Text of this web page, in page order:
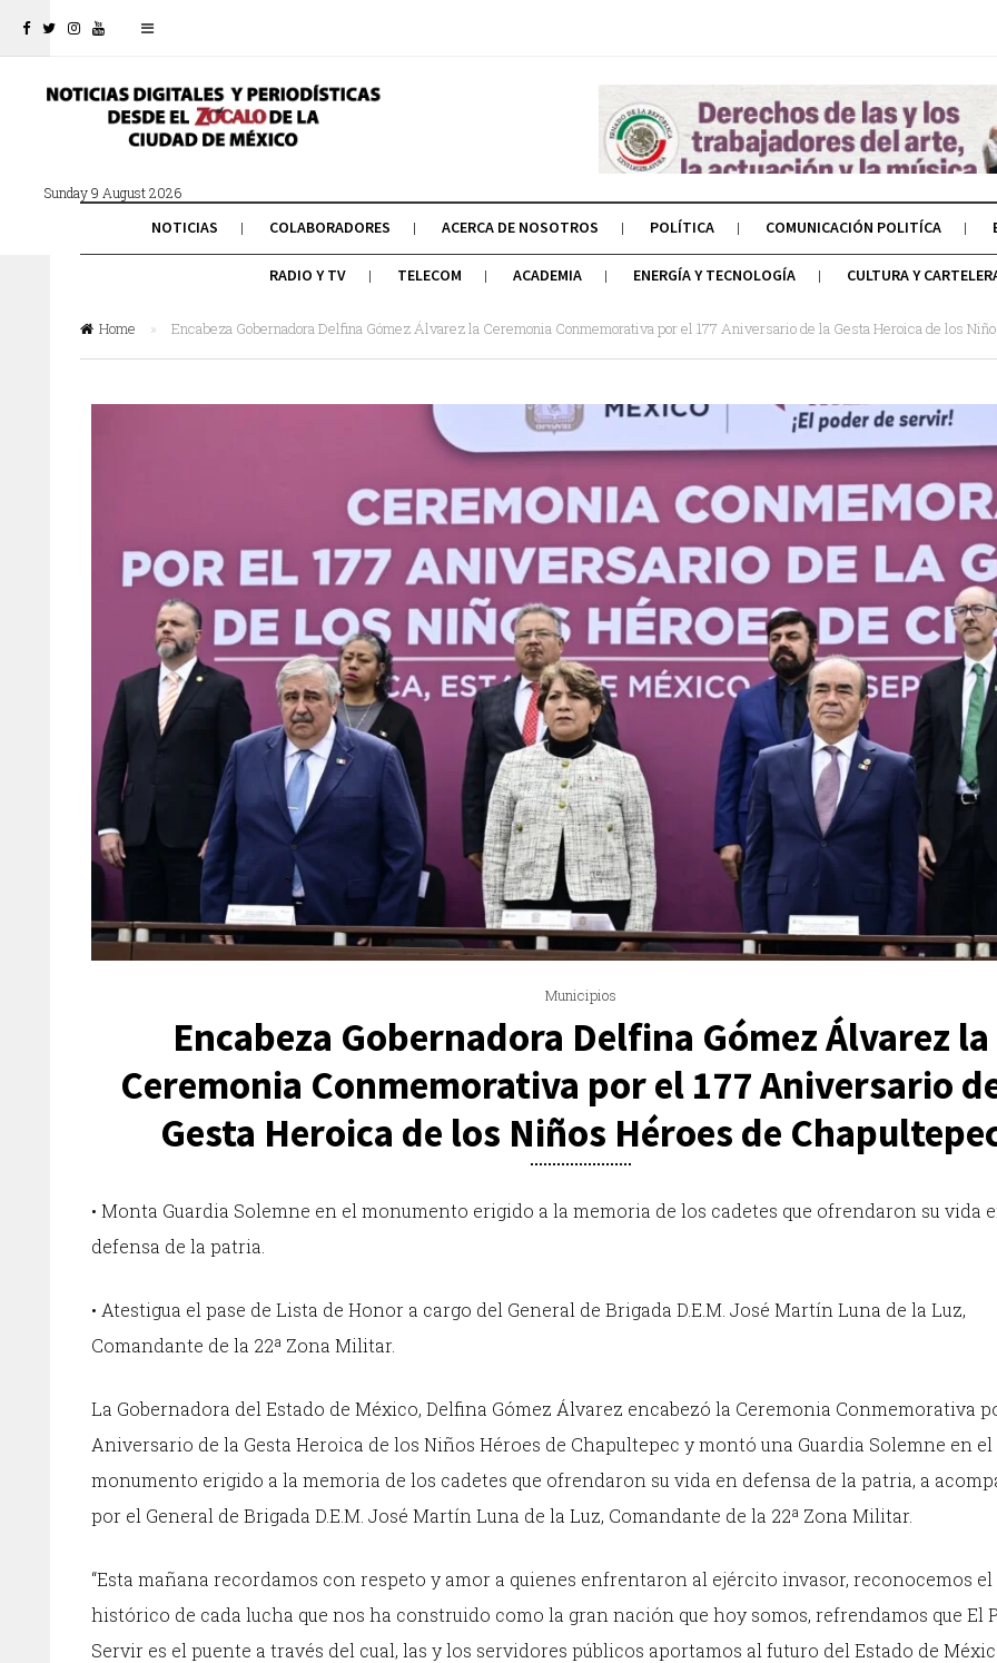
Sunday 9 August 2026
NOTICIAS COLABORADORES ACERCA DE NOSOTROS POLÍTICA COMUNICACIÓN POLITÍCA
RADIO Y TV TELECOM ACADEMIA ENERGÍA Y TECNOLOGÍA CULTURA Y
Home » Encabeza Gobernadora Delfina Gómez Álvarez la Ceremonia Conmemorativa por el 177 Aniversario de la Gesta Heroica de los
Municipios
Encabeza Gobernadora Delfina Gómez Álvarez la
Ceremonia Conmemorativa por el 177 Aniversario
Gesta Heroica de los Niños Héroes de
• Monta Guardia Solemne en el monumento erigido a la memoria de los cadetes que ofrendaron su vida
defensa de la patria.
• Atestigua el pase de Lista de Honor a cargo del General de Brigada D.E.M. José Martín Luna de la Luz,
Comandante de la 22ª Zona Militar.
La Gobernadora del Estado de México, Delfina Gómez Álvarez encabezó la Ceremonia Conmemorativa
Aniversario de la Gesta Heroica de los Niños Héroes de Chapultepec y montó una Guardia Solemne en el
monumento erigido a la memoria de los cadetes que ofrendaron su vida en defensa de la patria, a
por el General de Brigada D.E.M. José Martín Luna de la Luz, Comandante de la 22ª Zona Militar.
“Esta mañana recordamos con respeto y amor a quienes enfrentaron al ejército invasor, reconocemos
histórico de cada lucha que nos ha construido como la gran nación que hoy somos, refrendamos que El
Servir es el puente a través del cual, las y los servidores públicos aportamos al futuro del Estado de